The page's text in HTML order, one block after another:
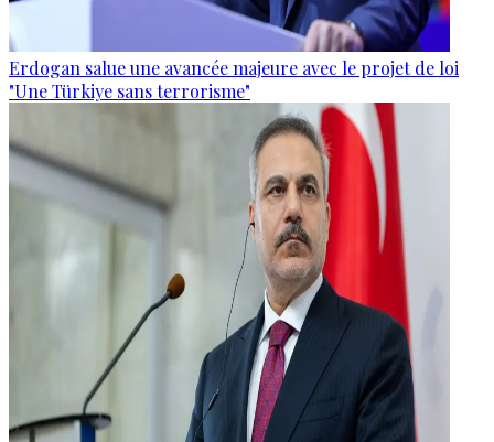
Erdogan salue une avancée majeure avec le projet de loi
"Une Türkiye sans terrorisme"